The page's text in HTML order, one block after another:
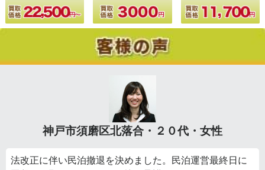
神戸市須磨区北落合・２０代・女性
法改正に伴い民泊撤退を決めました。民泊運営最終日に